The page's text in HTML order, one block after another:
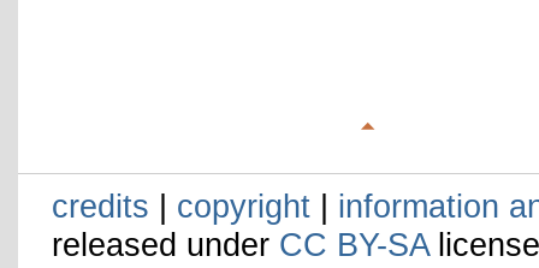
credits | copyright | information
released under CC BY-SA